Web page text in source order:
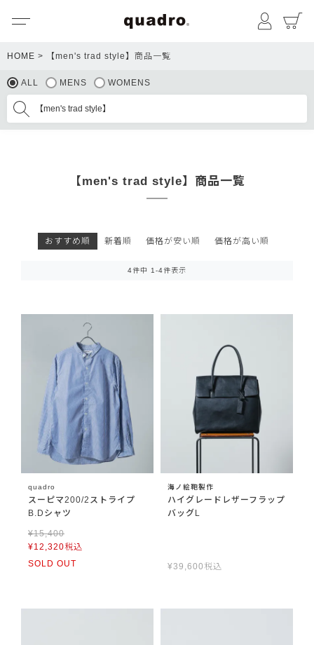
マイペ
HOME 【men's trad style】商品一覧
ALL MENS WOMENS
【men's trad style】商品一覧
おすすめ順 新着順 価格が安い順 価格が高い順
4件中 1 -4件表示
quadro
スーピマ200/2ストライプ
B.Dシャツ
¥15,400
¥12,320税込
SOLD OUT
海ノ絵鞄製作
ハイグレードレザーフラップ
バッグL
¥39,600 税込